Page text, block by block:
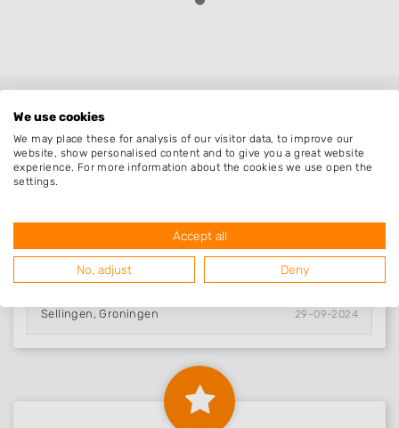
Nieuw in Sellingen
Sellingen, Groningen 29-09-2024
We use cookies
We may place these for analysis of our visitor data, to improve our
website, show personalised content and to give you a great website
experience. For more information about the cookies we use open the
settings.
Accept all
No, adjust Deny